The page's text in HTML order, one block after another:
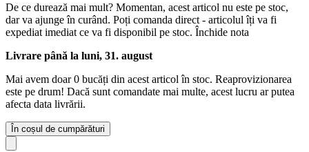
De ce durează mai mult? Momentan, acest articol nu este pe stoc,
dar va ajunge în curând. Poți comanda direct - articolul îți va fi
expediat imediat ce va fi disponibil pe stoc. Închide nota
Livrare până la luni, 31. august
Mai avem doar 0 bucăți din acest articol în stoc. Reaprovizionarea
este pe drum! Dacă sunt comandate mai multe, acest lucru ar putea
afecta data livrării.
În coșul de cumpărături